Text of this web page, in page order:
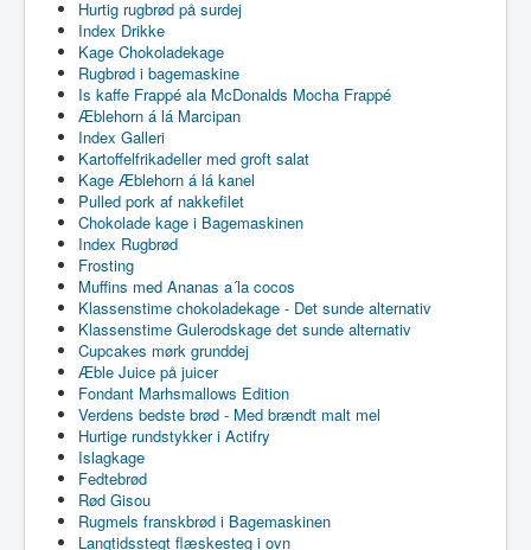
Hurtig rugbrød på surdej
Index Drikke
Kage Chokoladekage
Rugbrød i bagemaskine
Is kaffe Frappé ala McDonalds Mocha Frappé
Æblehorn á lá Marcipan
Index Galleri
Kartoffelfrikadeller med groft salat
Kage Æblehorn á lá kanel
Pulled pork af nakkefilet
Chokolade kage i Bagemaskinen
Index Rugbrød
Frosting
Muffins med Ananas a´la cocos
Klassenstime chokoladekage - Det sunde alternativ
Klassenstime Gulerodskage det sunde alternativ
Cupcakes mørk grunddej
Æble Juice på juicer
Fondant Marhsmallows Edition
Verdens bedste brød - Med brændt malt mel
Hurtige rundstykker i Actifry
Islagkage
Fedtebrød
Rød Gisou
Rugmels franskbrød i Bagemaskinen
Langtidsstegt flæskesteg i ovn